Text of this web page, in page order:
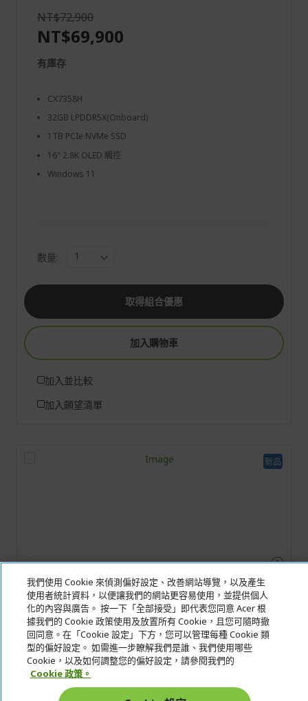
NT$72,900
NT$69,900
有庫存
CX7358H
32GB LPDDR5X(Onboard)
1TB PCIe NVMe SSD
16" 2.8K OLED 觸控
Windows 11
數量:
取得組合優惠
加入購物車
加入並比較
加入願望清單
新品
我們使用 Cookie 來偵測偏好設定、改善網站導覽，以及產生
使用者統計資料，以便讓我們的網站更容易使用，並提供個人
化的內容與廣告。 按一下「全部接受」即代表您同意 Acer 根
據我們的 Cookie 政策使用及放置所有 Cookie，且您可隨時撤
回同意。在「Cookie 設定」下方，您可以管理每種 Cookie 類
型的偏好設定。 如需進一步瞭解我們是誰、我們使用哪些
Cookie，以及如何調整您的偏好設定，請參閱我們的
Cookie 政策。